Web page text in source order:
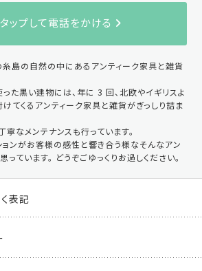
タップして電話をかける
島の自然の中にあるアンティーク家具と雑貨
た黒い建物には、年に 3 回、北欧やイギリスよ
てくるアンティーク家具と雑貨がぎっしり詰ま
なメンテナンスも行っています。
ンがお客様の感性と響き合う様なそんなアン
ています。 どうぞごゆっくりお過しください。
表記